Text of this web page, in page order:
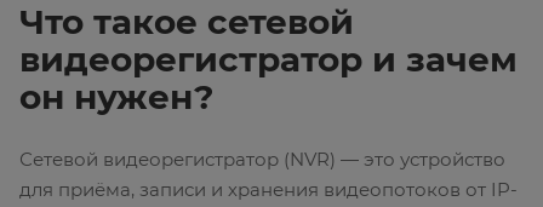
Что такое сетевой
видеорегистратор и зачем
он нужен?
Сетевой видеорегистратор (NVR) — это устройство
для приёма, записи и хранения видеопотоков от IP-